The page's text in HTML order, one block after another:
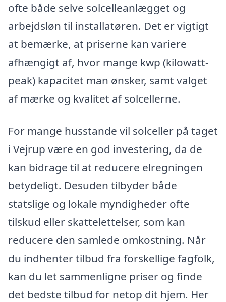
ofte både selve solcelleanlægget og
arbejdsløn til installatøren. Det er vigtigt
at bemærke, at priserne kan variere
afhængigt af, hvor mange kwp (kilowatt-
peak) kapacitet man ønsker, samt valget
af mærke og kvalitet af solcellerne.
For mange husstande vil solceller på taget
i Vejrup være en god investering, da de
kan bidrage til at reducere elregningen
betydeligt. Desuden tilbyder både
statslige og lokale myndigheder ofte
tilskud eller skattelettelser, som kan
reducere den samlede omkostning. Når
du indhenter tilbud fra forskellige fagfolk,
kan du let sammenligne priser og finde
det bedste tilbud for netop dit hjem. Her